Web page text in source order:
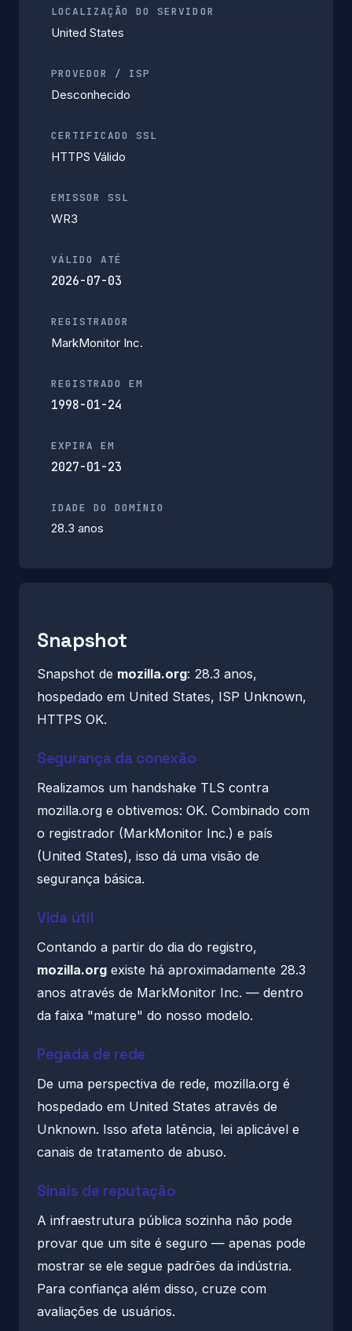
LOCALIZAÇÃO DO SERVIDOR
United States
PROVEDOR / ISP
Desconhecido
CERTIFICADO SSL
HTTPS Válido
EMISSOR SSL
WR3
VÁLIDO ATÉ
2026-07-03
REGISTRADOR
MarkMonitor Inc.
REGISTRADO EM
1998-01-24
EXPIRA EM
2027-01-23
IDADE DO DOMÍNIO
28.3 anos
Snapshot
Snapshot de mozilla.org: 28.3 anos,
hospedado em United States, ISP Unknown,
HTTPS OK.
Segurança da conexão
Realizamos um handshake TLS contra
mozilla.org e obtivemos: OK. Combinado com
o registrador (MarkMonitor Inc.) e país
(United States), isso dá uma visão de
segurança básica.
Vida útil
Contando a partir do dia do registro,
mozilla.org existe há aproximadamente 28.3
anos através de MarkMonitor Inc. — dentro
da faixa "mature" do nosso modelo.
Pegada de rede
De uma perspectiva de rede, mozilla.org é
hospedado em United States através de
Unknown. Isso afeta latência, lei aplicável e
canais de tratamento de abuso.
Sinais de reputação
A infraestrutura pública sozinha não pode
provar que um site é seguro — apenas pode
mostrar se ele segue padrões da indústria.
Para confiança além disso, cruze com
avaliações de usuários.